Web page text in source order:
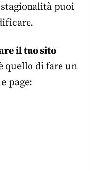
puoi
il tuo sito
quello di fare un
page: